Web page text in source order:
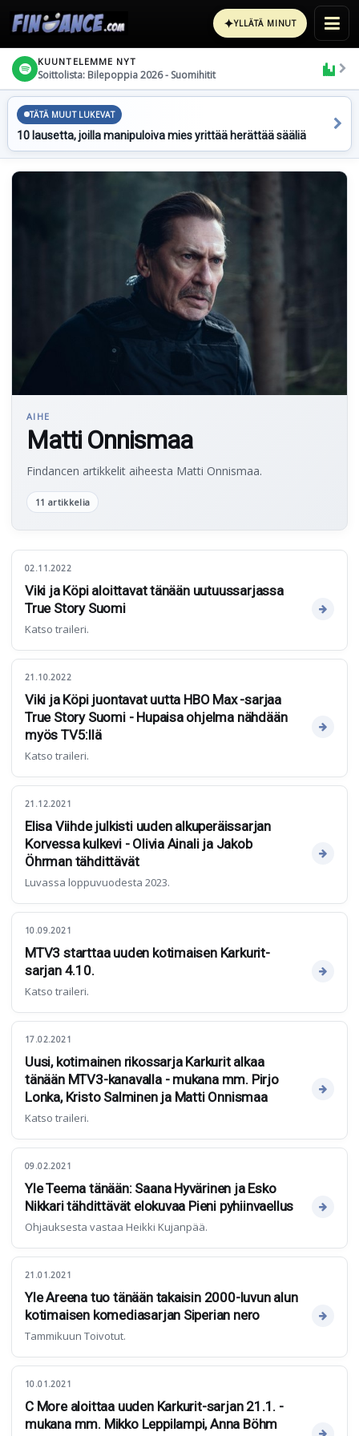
✦YLLÄTÄ MINUT
KUUNTELEMME NYT
Soittolista: Bilepoppia 2026 - Suomihitit
TÄTÄ MUUT LUKEVAT
10 lausetta, joilla manipuloiva mies yrittää herättää sääliä
AIHE
Matti Onnismaa
Findancen artikkelit aiheesta Matti Onnismaa.
11 artikkelia
02.11.2022
Viki ja Köpi aloittavat tänään uutuussarjassa
True Story Suomi
Katso traileri.
21.10.2022
Viki ja Köpi juontavat uutta HBO Max -sarjaa
True Story Suomi - Hupaisa ohjelma nähdään
myös TV5:llä
Katso traileri.
21.12.2021
Elisa Viihde julkisti uuden alkuperäissarjan
Korvessa kulkevi - Olivia Ainali ja Jakob
Öhrman tähdittävät
Luvassa loppuvuodesta 2023.
10.09.2021
MTV3 starttaa uuden kotimaisen Karkurit-
sarjan 4.10.
Katso traileri.
17.02.2021
Uusi, kotimainen rikossarja Karkurit alkaa
tänään MTV3-kanavalla - mukana mm. Pirjo
Lonka, Kristo Salminen ja Matti Onnismaa
Katso traileri.
09.02.2021
Yle Teema tänään: Saana Hyvärinen ja Esko
Nikkari tähdittävät elokuvaa Pieni pyhiinvaellus
Ohjauksesta vastaa Heikki Kujanpää.
21.01.2021
Yle Areena tuo tänään takaisin 2000-luvun alun
kotimaisen komediasarjan Siperian nero
Tammikuun Toivotut.
10.01.2021
C More aloittaa uuden Karkurit-sarjan 21.1. -
mukana mm. Mikko Leppilampi, Anna Böhm